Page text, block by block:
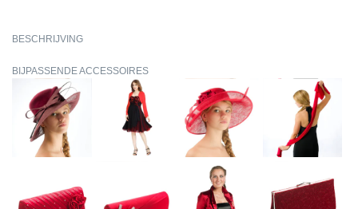
BESCHRIJVING
BIJPASSENDE ACCESSOIRES